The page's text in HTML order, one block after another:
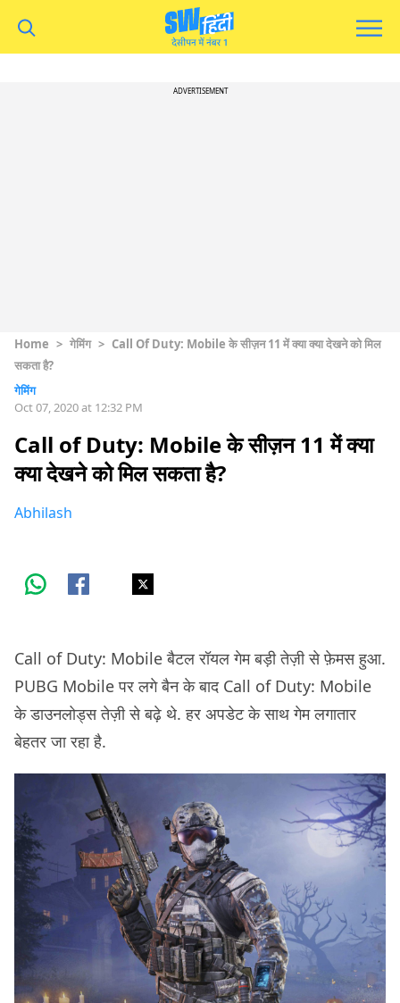
ADVERTISEMENT
Home > गेमिंग > Call Of Duty: Mobile के सीज़न 11 में क्या क्या देखने को मिल
सकता है?
गेमिंग
Oct 07, 2020 at 12:32 PM
Call of Duty: Mobile के सीज़न 11 में क्या
क्या देखने को मिल सकता है?
Abhilash
Call of Duty: Mobile बैटल रॉयल गेम बड़ी तेज़ी से फ़ेमस हुआ.
PUBG Mobile पर लगे बैन के बाद Call of Duty: Mobile
के डाउनलोड्स तेज़ी से बढ़े थे. हर अपडेट के साथ गेम लगातार
बेहतर जा रहा है.